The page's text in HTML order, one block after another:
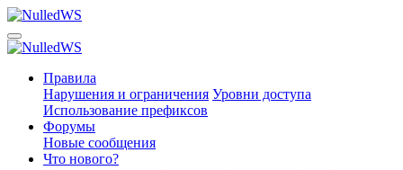
Правила
Нарушения и ограничения Уровни доступа
Использование префиксов
Форумы
Новые сообщения
Что нового?